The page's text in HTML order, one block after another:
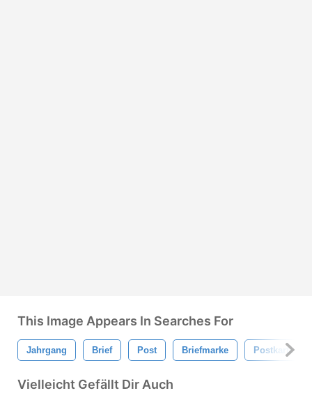
This Image Appears In Searches For
Jahrgang Brief Post Briefmarke Postkarte
Vielleicht Gefällt Dir Auch